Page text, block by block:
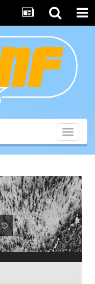
Toggle